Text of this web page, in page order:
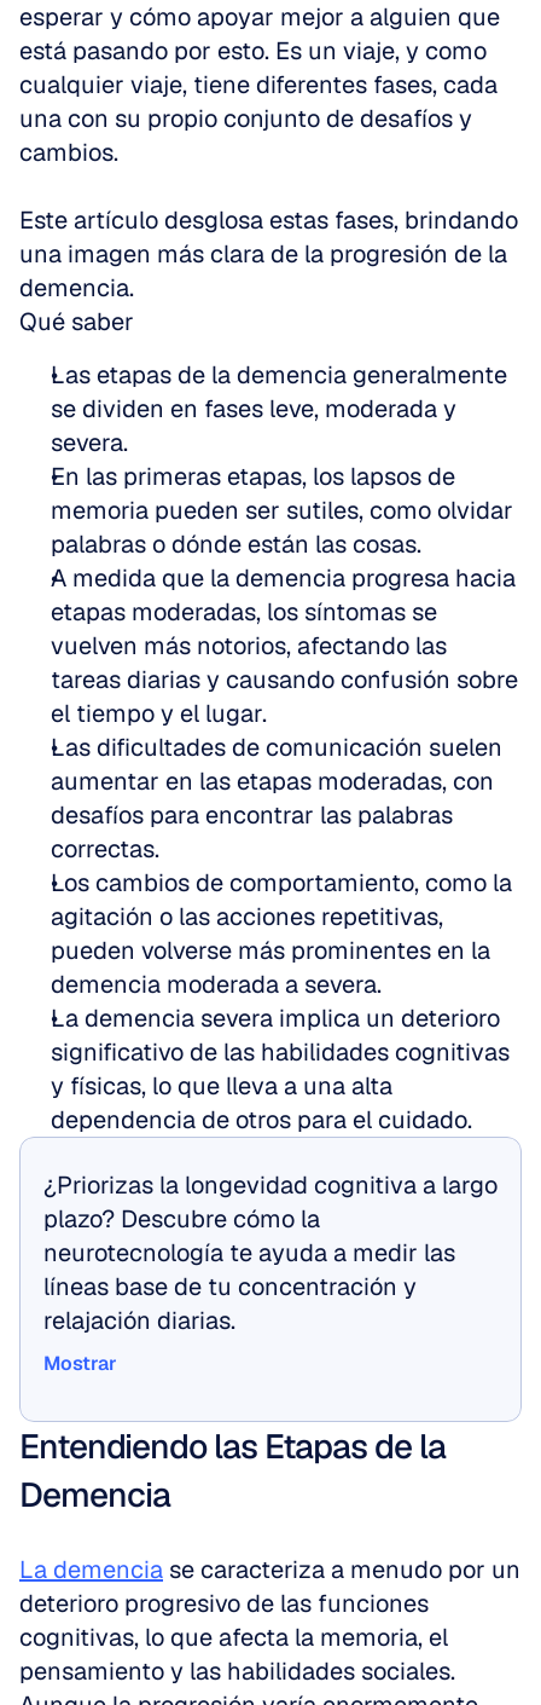
esperar y cómo apoyar mejor a alguien que
está pasando por esto. Es un viaje, y como
cualquier viaje, tiene diferentes fases, cada
una con su propio conjunto de desafíos y
cambios.
Este artículo desglosa estas fases, brindando
una imagen más clara de la progresión de la
demencia.
Qué saber
Las etapas de la demencia generalmente
se dividen en fases leve, moderada y
severa.
En las primeras etapas, los lapsos de
memoria pueden ser sutiles, como olvidar
palabras o dónde están las cosas.
A medida que la demencia progresa hacia
etapas moderadas, los síntomas se
vuelven más notorios, afectando las
tareas diarias y causando confusión sobre
el tiempo y el lugar.
Las dificultades de comunicación suelen
aumentar en las etapas moderadas, con
desafíos para encontrar las palabras
correctas.
Los cambios de comportamiento, como la
agitación o las acciones repetitivas,
pueden volverse más prominentes en la
demencia moderada a severa.
La demencia severa implica un deterioro
significativo de las habilidades cognitivas
y físicas, lo que lleva a una alta
dependencia de otros para el cuidado.
¿Priorizas la longevidad cognitiva a largo
plazo? Descubre cómo la
neurotecnología te ayuda a medir las
líneas base de tu concentración y
relajación diarias.
Mostrar
Entendiendo las Etapas de la
Demencia
La demencia se caracteriza a menudo por un
deterioro progresivo de las funciones
cognitivas, lo que afecta la memoria, el
pensamiento y las habilidades sociales.